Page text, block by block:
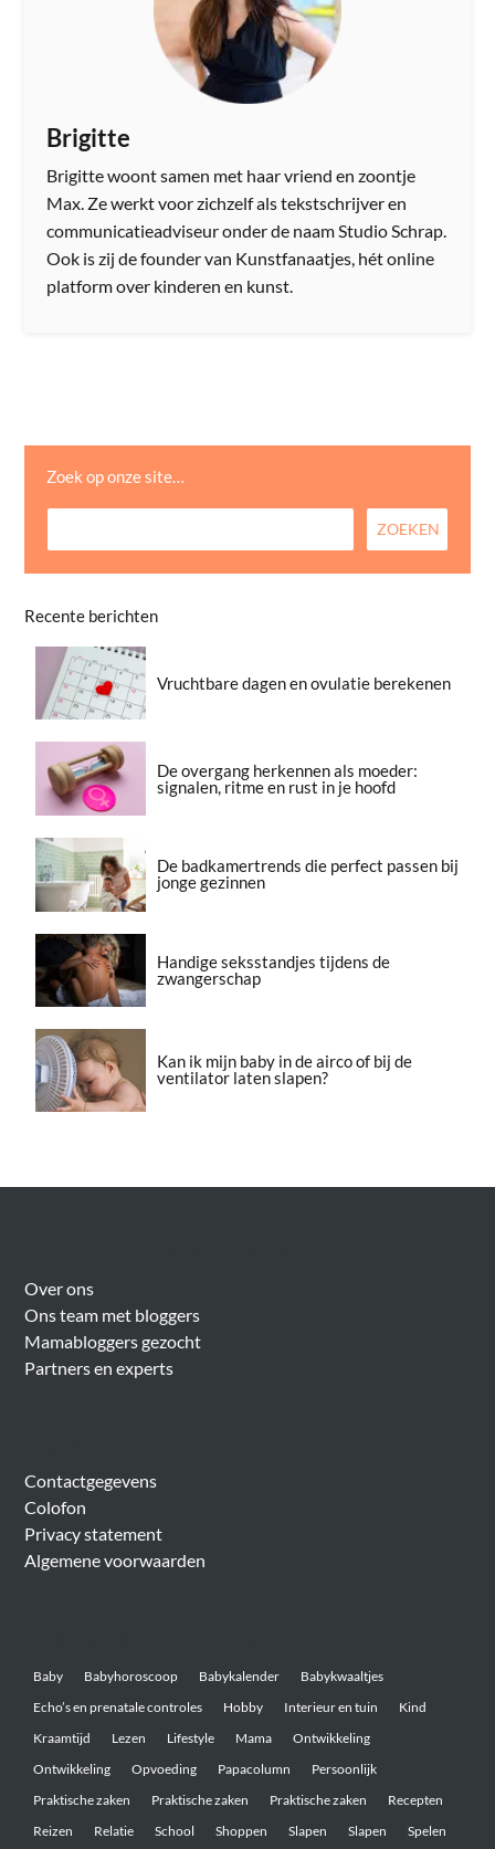
Brigitte
Brigitte woont samen met haar vriend en zoontje
Max. Ze werkt voor zichzelf als tekstschrijver ​en
communicatieadviseur onder de naam Studio Schrap.
Ook is zij de founder van Kunstfanaatjes, hét online
platform over kinderen​ en kunst.
Zoek op onze site…
Recente berichten
Vruchtbare dagen en ovulatie berekenen
De overgang herkennen als moeder:
signalen, ritme en rust in je hoofd
De badkamertrends die perfect passen bij
jonge gezinnen
Handige seksstandjes tijdens de
zwangerschap
Kan ik mijn baby in de airco of bij de
ventilator laten slapen?
Over ons
Ons team met bloggers
Mamabloggers gezocht
Partners en experts
Contactgegevens
Colofon
Privacy statement
Algemene voorwaarden
Baby Babyhoroscoop Babykalender
Babykwaaltjes
Echo’s en prenatale controles
Hobby Interieur en tuin
Kind
Kraamtijd
Lezen Lifestyle Mama
Ontwikkeling
Ontwikkeling
Opvoeding Papacolumn
Persoonlijk
Praktische zaken
Praktische zaken Praktische zaken
Recepten
Reizen
Relatie School Shoppen Slapen Slapen Spelen